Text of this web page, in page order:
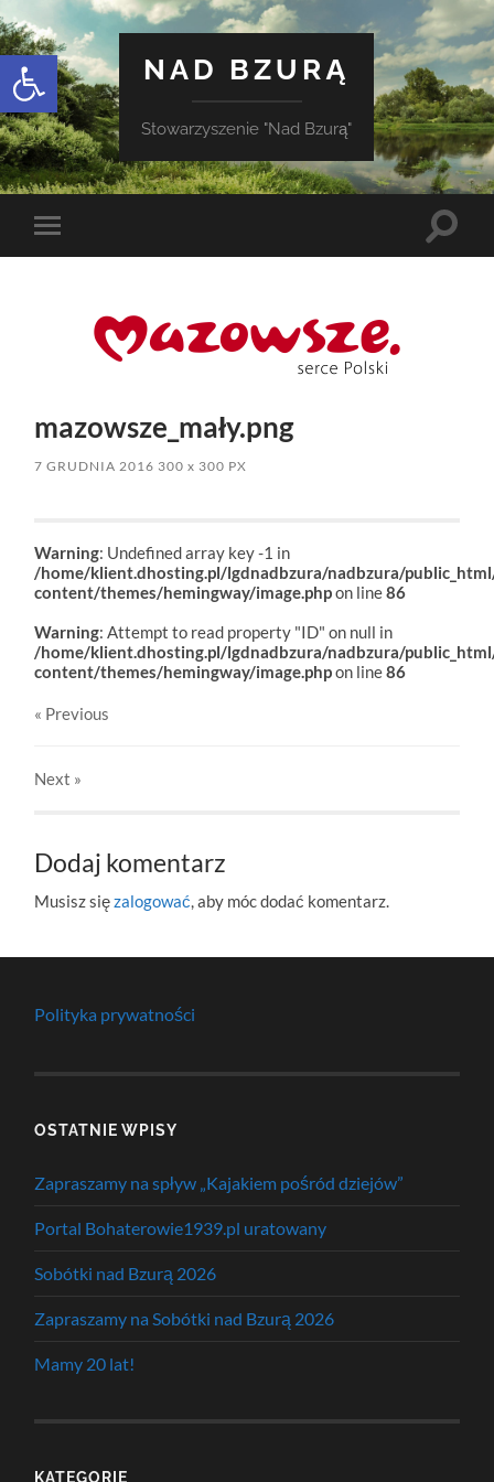
Otwórz pasek narzędzi
NAD BZURĄ
Stowarzyszenie "Nad Bzurą"
Toggle
mobile
Toggle
mazowsze_mały.png
7 GRUDNIA 2016 300x 300 PX
Warning: Undefined array key -1 in
/home/klient.dhosting.pl/lgdnadbzura/nadbzura/
content/themes/hemingway/image.phpon line86
Warning: Attempt to read property "ID" on null in
/home/klient.dhosting.pl/lgdnadbzura/nadbzura/
content/themes/hemingway/image.phpon line86
« Previous
Next »
Dodaj komentarz
Musisz sięzalogować , aby móc dodać komentarz.
Polityka prywatności
OSTATNIE WPISY
Zapraszamy na spływ „Kajakiem pośród dziejów”
Portal Bohaterowie1939.pl uratowany
Sobótki nad Bzurą 2026
Zapraszamy na Sobótki nad Bzurą 2026
Mamy 20 lat!
KATEGORIE